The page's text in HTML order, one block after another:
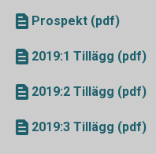
Prospekt (pdf)
2019:1 Tillägg (pdf)
2019:2 Tillägg (pdf)
2019:3 Tillägg (pdf)